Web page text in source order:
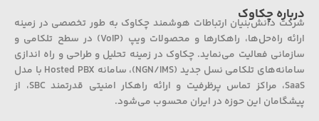
درباره چکاوک
شرکت دانش‌بنیان ارتباطات هوشمند چکاوک به طور تخصصی در زمینه
ارائه راه‌حل‌ها، راهکارها و محصولات ویپ (VoIP) در سطح تلکامی و
سازمانی فعالیت می‌نماید. چکاوک در زمینه تحلیل و طراحی و راه اندازی
سامانه‌های تلکامی نسل جدید (NGN/IMS)، سامانه Hosted PBX با مدل
SaaS، مراکز تماس پرظرفیت و ارائه راهکار امنیتی قدرتمند SBC، از
پیشگامان این حوزه در ایران محسوب می‌شود.